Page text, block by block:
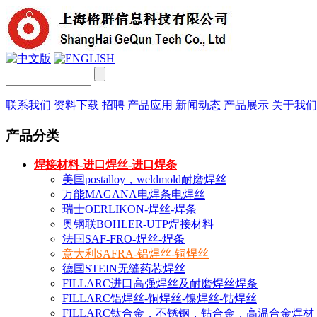
联系我们 资料下载 招聘 产品应用 新闻动态 产品展示 关于我
产品分类
焊接材料-进口焊丝-进口焊条
美国postalloy，weldmold耐磨焊丝
万能MAGANA电焊条电焊丝
瑞士OERLIKON-焊丝-焊条
奥钢联BOHLER-UTP焊接材料
法国SAF-FRO-焊丝-焊条
意大利SAFRA-铝焊丝-铜焊丝
德国STEIN无缝药芯焊丝
FILLARC进口高强焊丝及耐磨焊丝焊条
FILLARC铝焊丝-铜焊丝-镍焊丝-钴焊丝
FILLARC钛合金，不锈钢，钴合金，高温合金焊材